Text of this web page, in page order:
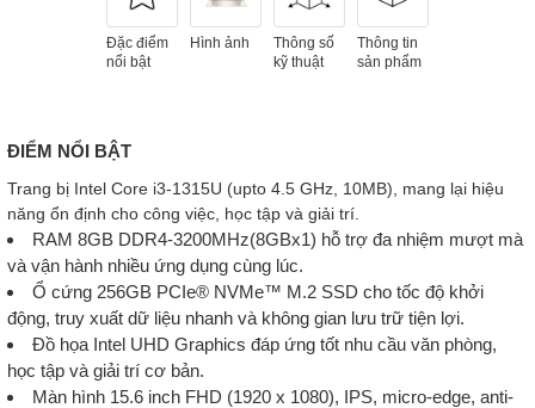
Đặc điểm
nổi bật
Hình ảnh
Thông số
kỹ thuật
Thông tin
sản phẩm
ĐIỂM NỔI BẬT
Trang bị Intel Core i3-1315U (upto 4.5 GHz, 10MB), mang lại hiệu
năng ổn định cho công việc, học tập và giải trí.
RAM 8GB DDR4-3200MHz(8GBx1) hỗ trợ đa nhiệm mượt mà
và vận hành nhiều ứng dụng cùng lúc.
Ổ cứng 256GB PCIe® NVMe™ M.2 SSD cho tốc độ khởi
động, truy xuất dữ liệu nhanh và không gian lưu trữ tiện lợi.
Đồ họa Intel UHD Graphics đáp ứng tốt nhu cầu văn phòng,
học tập và giải trí cơ bản.
Màn hình 15.6 inch FHD (1920 x 1080), IPS, micro-edge, anti-